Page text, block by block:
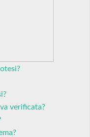
verificata?